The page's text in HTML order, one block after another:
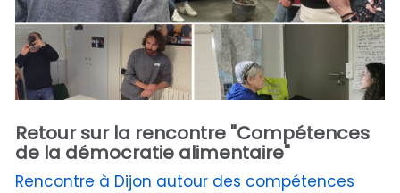
Retour sur la rencontre "Compétences
de la démocratie alimentaire"
Rencontre à Dijon autour des compétences